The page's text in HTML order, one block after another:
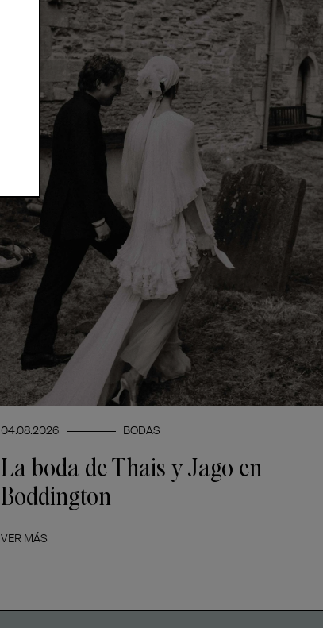
04.08.2026 BODAS
La boda de Thais y Jago en
Boddington
VER MÁS